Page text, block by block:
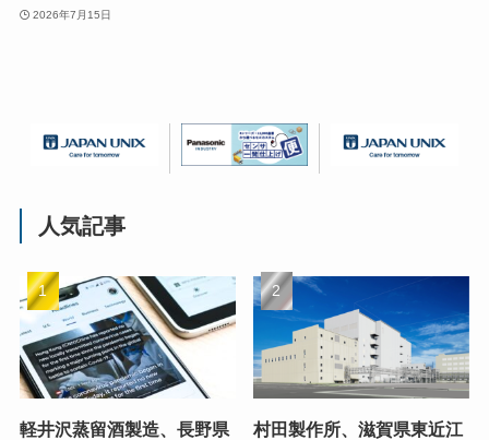
2026年7月15日
人気記事
軽井沢蒸留酒製造、長野県
村田製作所、滋賀県東近江